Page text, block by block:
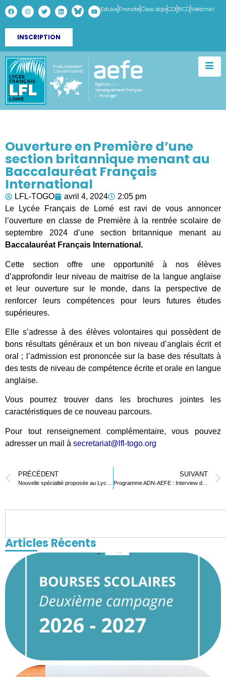
Eduka PronoteClass dojoCDI BCDWebmail
INSCRIPTION
Ouverture en Première d’une
section britannique menant au
Baccalauréat Français
International
LFL-TOGO avril 4, 2024
2:05 pm
Le Lycée Français de Lomé est ravi de vous annoncer
l’ouverture en classe de Première à la rentrée scolaire de
septembre 2024 d’une section britannique menant au
Baccalauréat Français International.
Cette section offre une opportunité à nos élèves
d’approfondir leur niveau de maitrise de la langue anglaise
et leur ouverture sur le monde, dans la perspective de
renforcer leurs compétences pour leurs futures études
supérieures.
Elle s’adresse à des élèves volontaires qui possèdent de
bons résultats généraux et un bon niveau d’anglais écrit et
oral ; l’admission est prononcée sur la base des résultats à
des tests de niveau de compétence écrite et orale en langue
anglaise.
Vous pourrez trouver dans les brochures jointes les
caractéristiques de ce nouveau parcours.
Pour tout renseignement complémentaire, vous pouvez
adresser un mail à secretariat@lfl-togo.org
PRÉCÉDENT SUIVANT
Programme ADN-AEFE : Interview d’une élève en échange au lycée Français de Lomé
Articles Récents